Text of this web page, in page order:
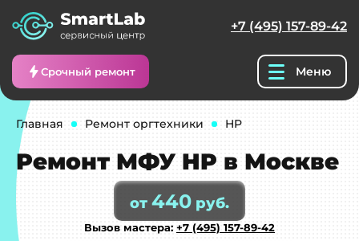
+7 (495) 157-89-42
Срочный ремонт Меню
Главная Ремонт оргтехники HP
Ремонт МФУ HP в Москве
от 440 руб.
Вызов мастера: +7 (495) 157-89-42